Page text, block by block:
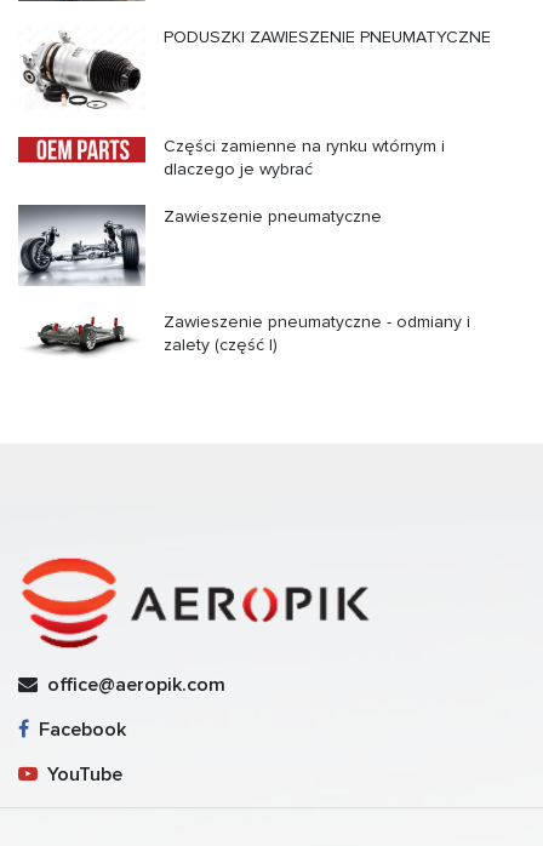
PODUSZKI ZAWIESZENIE PNEUMATYCZNE
Części zamienne na rynku wtórnym i
dlaczego je wybrać
Zawieszenie pneumatyczne
Zawieszenie pneumatyczne - odmiany i
zalety (część I)
office@aeropik.com
Facebook
YouTube